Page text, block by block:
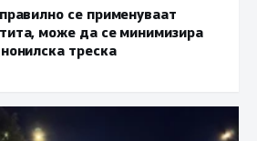
се применуваат
може да се минимизира
треска